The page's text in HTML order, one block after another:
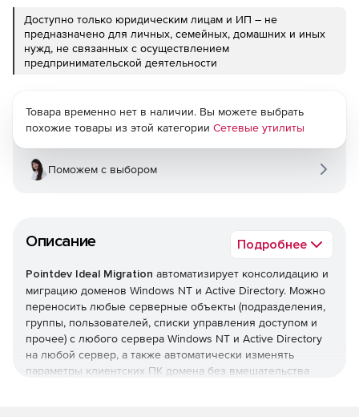
Доступно только юридическим лицам и ИП – не
предназначено для личных, семейных, домашних и иных
нужд, не связанных с осуществлением
предпринимательской деятельности
Описание Подробнее
Pointdev Ideal Migration автоматизирует консолидацию и
миграцию доменов Windows NT и Active Directory. Можно
переносить любые серверные объекты (подразделения,
группы, пользователей, списки управления доступом и
прочее) с любого сервера Windows NT и Active Directory
на любой сервер, а также автоматически изменять
параметры клиентских ПК домена без вмешательства
Товара временно нет в наличии. Вы можете выбрать
похожие товары из этой категории Сетевые утилиты
Поможем с выбором